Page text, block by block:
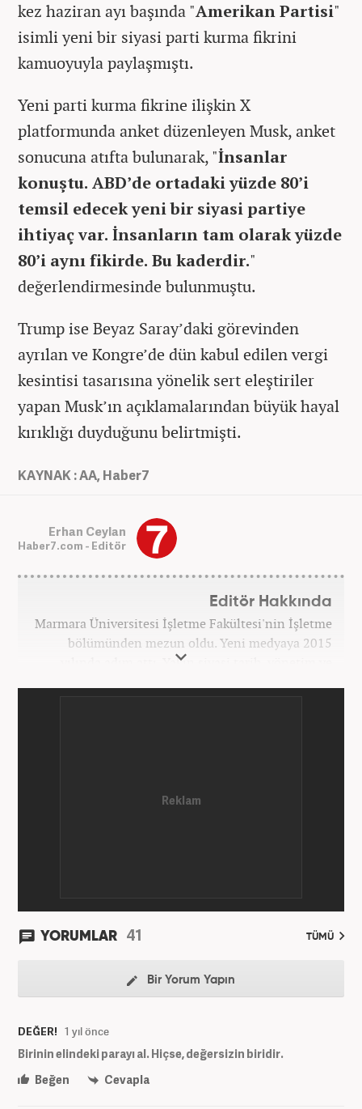
kez haziran ayı başında "Amerikan Partisi"
isimli yeni bir siyasi parti kurma fikrini
kamuoyuyla paylaşmıştı.
Yeni parti kurma fikrine ilişkin X
platformunda anket düzenleyen Musk, anket
sonucuna atıfta bulunarak, "İnsanlar
konuştu. ABD’de ortadaki yüzde 80’i
temsil edecek yeni bir siyasi partiye
ihtiyaç var. İnsanların tam olarak yüzde
80’i aynı fikirde. Bu kaderdir."
değerlendirmesinde bulunmuştu.
Trump ise Beyaz Saray’daki görevinden
ayrılan ve Kongre’de dün kabul edilen vergi
kesintisi tasarısına yönelik sert eleştiriler
yapan Musk’ın açıklamalarından büyük hayal
kırıklığı duyduğunu belirtmişti.
KAYNAK : AA, Haber7
Erhan Ceylan
Haber7.com - Editör
Editör Hakkında
Marmara Üniversitesi İşletme Fakültesi'nin İşletme
bölümünden mezun oldu. Yeni medyaya 2015
yılında adım attı. Yakın siyasi tarih, yönetim ve
tahrif edilen olguları savunmak, temiz bilgi
YORUMLAR 41 TÜMÜ
Bir Yorum Yapın
DEĞER! 1 yıl önce
Birinin elindeki parayı al. Hiçse, değersizin biridir.
Beğen
Cevapla